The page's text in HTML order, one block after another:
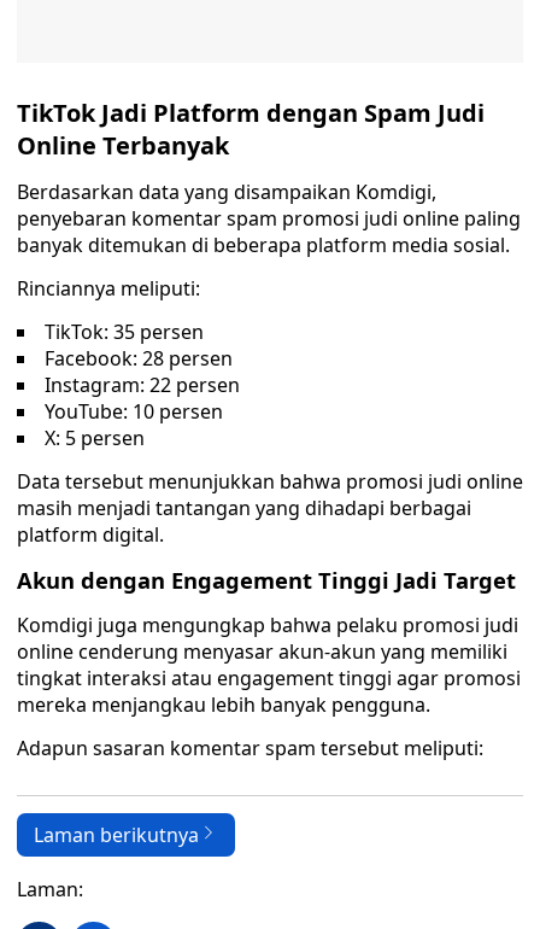
TikTok Jadi Platform dengan Spam Judi
Online Terbanyak
Berdasarkan data yang disampaikan Komdigi,
penyebaran komentar spam promosi judi online paling
banyak ditemukan di beberapa platform media sosial.
Rinciannya meliputi:
TikTok: 35 persen
Facebook: 28 persen
Instagram: 22 persen
YouTube: 10 persen
X: 5 persen
Data tersebut menunjukkan bahwa promosi judi online
masih menjadi tantangan yang dihadapi berbagai
platform digital.
Akun dengan Engagement Tinggi Jadi Target
Komdigi juga mengungkap bahwa pelaku promosi judi
online cenderung menyasar akun-akun yang memiliki
tingkat interaksi atau engagement tinggi agar promosi
mereka menjangkau lebih banyak pengguna.
Adapun sasaran komentar spam tersebut meliputi:
Laman berikutnya
Laman: